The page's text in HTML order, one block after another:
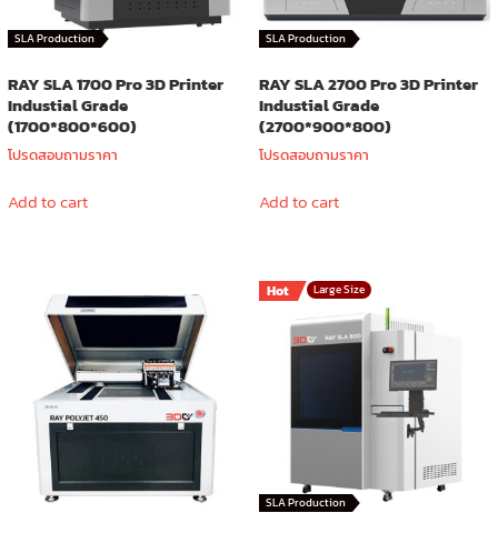
SLA Production
RAY SLA 1700 Pro 3D Printer
Industial Grade
(1700*800*600)
โปรดสอบถามราคา
Add to cart
SLA Production
RAY SLA 2700 Pro 3D Printer
Industial Grade
(2700*900*800)
โปรดสอบถามราคา
Add to cart
Hot Large Size
SLA Production